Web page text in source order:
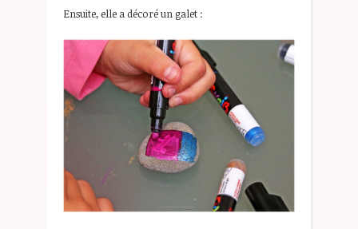
Ensuite, elle a décoré un galet :